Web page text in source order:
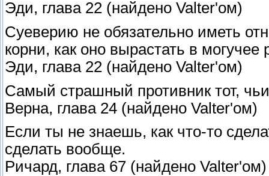
Эди, глава 22 (найдено Valter'ом)
Суеверию не обязательно иметь
корни, как оно вырастать в могучее
Эди, глава 22 (найдено Valter'ом)
Самый страшный противник тот,
Верна, глава 24 (найдено Valter'ом)
Если ты не знаешь, как что-то
сделать вообще.
Ричард, глава 67 (найдено Valter'ом)